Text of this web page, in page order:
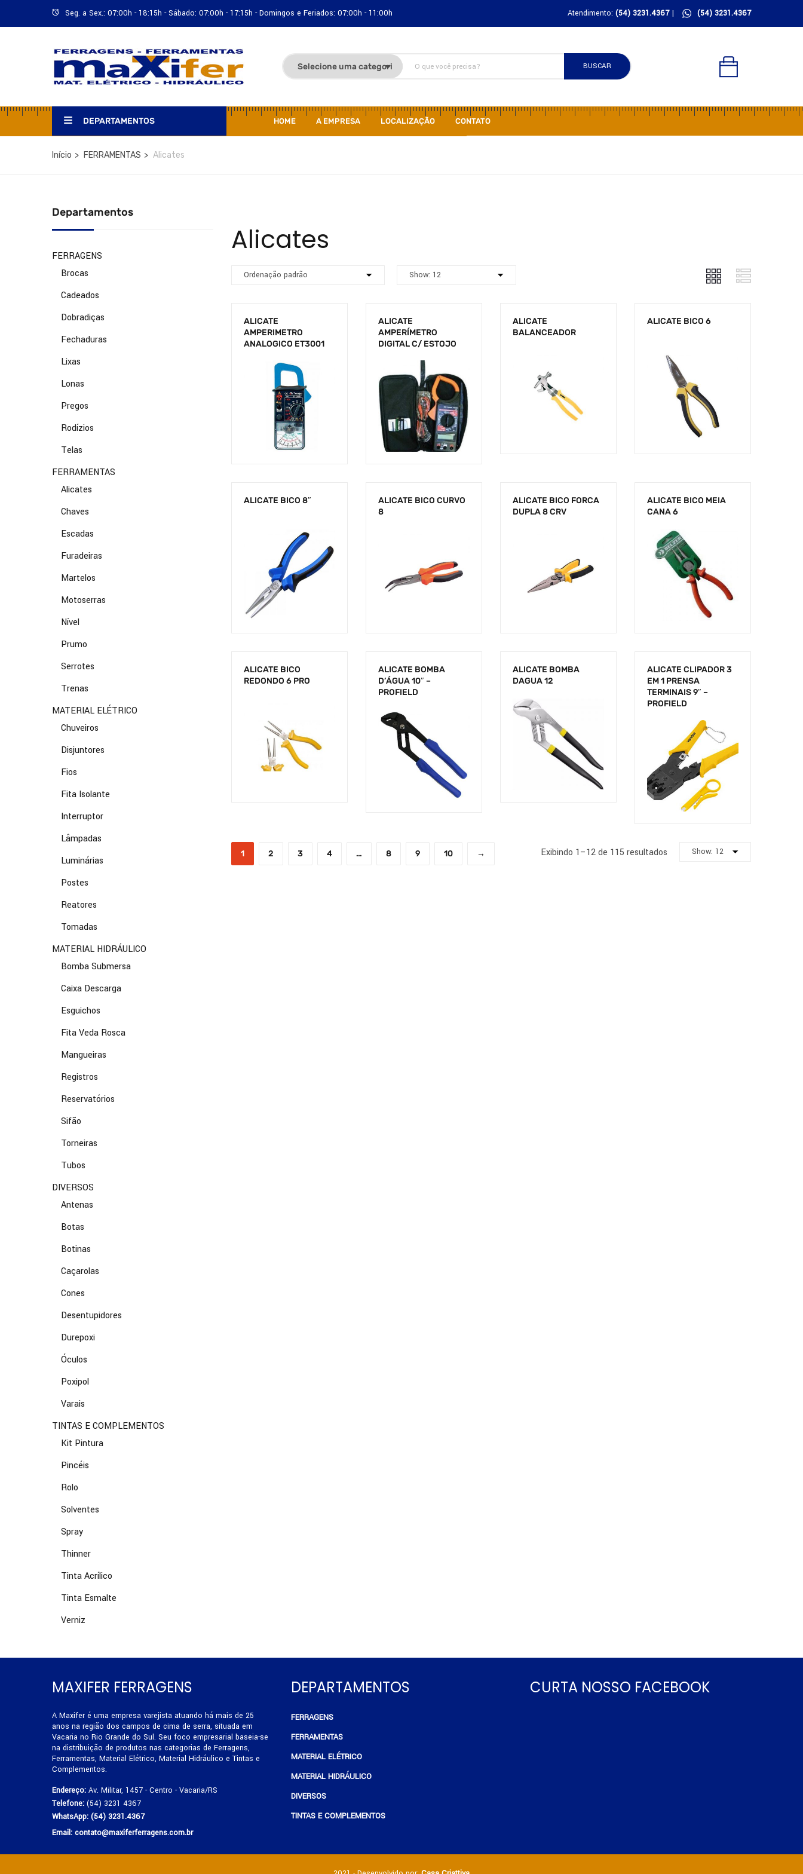
Seg. a Sex.: 07:00h - 18:15h - Sábado: 07:00h - 17:15h - Domingos e Feriados: 07:00h - 11:00h Atendimento: (54) 3231.4367| (54) 3231.4367
BUSCAR
DEPARTAMENTOS HOME A EMPRESA LOCALIZAÇÃO CONTATO
Início FERRAMENTAS Alicates
Departamentos
FERRAGENS
Brocas
Cadeados
Dobradiças
Fechaduras
Lixas
Lonas
Pregos
Rodízios
Telas
FERRAMENTAS
Alicates
Chaves
Escadas
Furadeiras
Martelos
Motoserras
Nível
Prumo
Serrotes
Trenas
MATERIAL ELÉTRICO
Chuveiros
Disjuntores
Fios
Fita Isolante
Interruptor
Lâmpadas
Luminárias
Postes
Reatores
Tomadas
MATERIAL HIDRÁULICO
Bomba Submersa
Caixa Descarga
Esguichos
Fita Veda Rosca
Mangueiras
Registros
Reservatórios
Sifão
Torneiras
Tubos
DIVERSOS
Antenas
Botas
Botinas
Caçarolas
Cones
Desentupidores
Durepoxi
Óculos
Poxipol
Varais
TINTAS E COMPLEMENTOS
Kit Pintura
Pincéis
Rolo
Solventes
Spray
Thinner
Tinta Acrílico
Tinta Esmalte
Verniz
Alicates
ALICATE
AMPERIMETRO
ANALOGICO ET3001
ALICATE
AMPERÍMETRO
DIGITAL C/ ESTOJO
ALICATE
BALANCEADOR
ALICATE BICO 6
ALICATE BICO 8″
ALICATE BICO CURVO
8
ALICATE BICO FORCA
DUPLA 8 CRV
ALICATE BICO MEIA
CANA 6
ALICATE BICO
REDONDO 6 PRO
ALICATE BOMBA
D’ÁGUA 10″ –
PROFIELD
ALICATE BOMBA
DAGUA 12
ALICATE CLIPADOR 3
EM 1 PRENSA
TERMINAIS 9″ –
PROFIELD
1 2 3 4 … 8 9 10 → Exibindo 1–12 de 115 resultados
MAXIFER FERRAGENS
A Maxifer é uma empresa varejista atuando há mais de 25
anos na região dos campos de cima de serra, situada em
Vacaria no Rio Grande do Sul. Seu foco empresarial baseia-se
na distribuição de produtos nas categorias de Ferragens,
Ferramentas, Material Elétrico, Material Hidráulico e Tintas e
Complementos.
Endereço: Av. Militar, 1457 - Centro - Vacaria/RS
Telefone: (54) 3231 4367
WhatsApp: (54) 3231.4367
Email: contato@maxiferferragens.com.br
DEPARTAMENTOS
FERRAGENS
FERRAMENTAS
MATERIAL ELÉTRICO
MATERIAL HIDRÁULICO
DIVERSOS
TINTAS E COMPLEMENTOS
CURTA NOSSO FACEBOOK